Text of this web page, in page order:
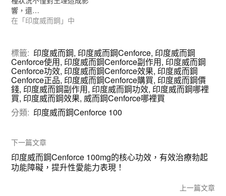
響，還…
在「印度威而鋼」中
標籤: 印度威而鋼, 印度威而鋼Cenforce, 印度威而鋼
Cenforce使用, 印度威而鋼Cenforce副作用, 印度威而鋼
Cenforce功效, 印度威而鋼Cenforce效果, 印度威而鋼
Cenforce正品, 印度威而鋼Cenforce購買, 印度威而鋼價
錢, 印度威而鋼副作用, 印度威而鋼功效, 印度威而鋼哪裡
買, 印度威而鋼效果, 威而鋼Cenforce哪裡買
分類: 印度威而鋼Cenforce 100
下一篇文章
印度威而鋼Cenforce 100mg的核心功效，有效治療勃起
功能障礙，提升性愛能力表現！
上一篇文章